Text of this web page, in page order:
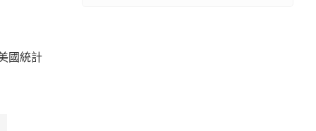
國統計